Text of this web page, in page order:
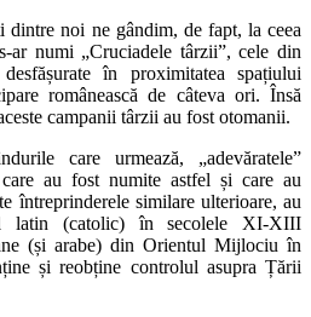
dintre noi ne gândim, de fapt, la ceea
ar numi „Cruciadele târzii”, cele din
în proximitatea spațiului
românească de câteva ori. Însă
campanii târzii au fost otomanii.
care urmează, „adevăratele”
au fost numite astfel și care au
întreprinderele similare ulterioare, au
latin (catolic) în secolele XI-XIII
(și arabe) din Orientul Mijlociu în
și reobține controlul asupra Țării